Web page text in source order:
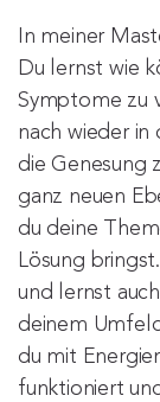
In meiner
Du lernst wie
Symptome zu
nach wieder in
die Genesung
ganz neuen
du deine
Lösung
und lernst
deinem
du mit
funktioniert